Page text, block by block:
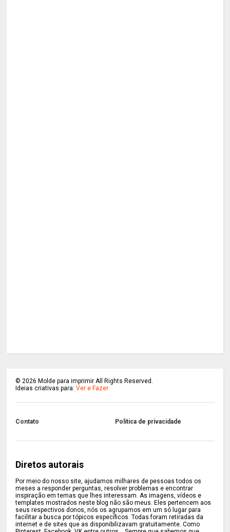
©2026 Molde para imprimir All Rights Reserved.
Ideias criativas para:Ver e Fazer
Contato Politica de privacidade
Diretos autorais
Por meio do nosso site, ajudamos milhares de pessoas todos os
meses a responder perguntas, resolver problemas e encontrar
inspiração em temas que lhes interessam. As imagens, vídeos e
templates mostrados neste blog não são meus. Eles pertencem aos
seus respectivos donos, nós os agrupamos em um só lugar para
facilitar a busca por tópicos específicos. Todas foram retiradas da
internet e de sites que as disponibilizavam gratuitamente. Como